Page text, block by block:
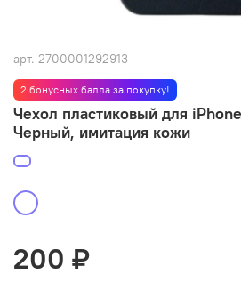
арт. 2700001292913
2 бонусных балла за покупку!
Чехол пластиковый для
Черный, имитация кожи
200 ₽